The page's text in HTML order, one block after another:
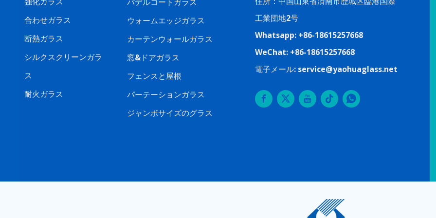
合わせガラス
断熱ガラス
シルクスクリーンガラ
ス
耐火ガラス
ウォームエッジガラス
カーテンウォールガラス
窓&ドアガラス
フェンスと屋根
パーテーションガラス
ジャンボサイズのグラス
工業団地2号
Whatsapp: +86-18615257668
WeChat: +86-18615257668
電子メール: service@yaohuaglass.net